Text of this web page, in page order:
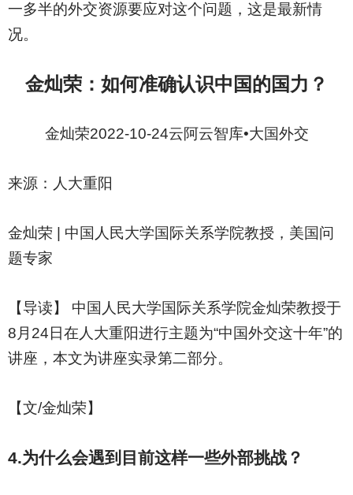
一多半的外交资源要应对这个问题，这是最新情
况。
金灿荣：如何准确认识中国的国力？
金灿荣2022-10-24云阿云智库•大国外交
来源：人大重阳
金灿荣 | 中国人民大学国际关系学院教授，美国问
题专家
【导读】 中国人民大学国际关系学院金灿荣教授于
8月24日在人大重阳进行主题为“中国外交这十年”的
讲座，本文为讲座实录第二部分。
【文/金灿荣】
4.为什么会遇到目前这样一些外部挑战？